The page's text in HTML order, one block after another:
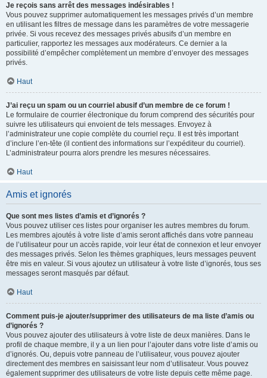
Je reçois sans arrêt des messages indésirables !
Vous pouvez supprimer automatiquement les messages privés d’un membre
en utilisant les filtres de message dans les paramètres de votre messagerie
privée. Si vous recevez des messages privés abusifs d’un membre en
particulier, rapportez les messages aux modérateurs. Ce dernier a la
possibilité d’empêcher complètement un membre d’envoyer des messages
privés.
Haut
J’ai reçu un spam ou un courriel abusif d’un membre de ce forum !
Le formulaire de courrier électronique du forum comprend des sécurités pour
suivre les utilisateurs qui envoient de tels messages. Envoyez à
l’administrateur une copie complète du courriel reçu. Il est très important
d’inclure l’en-tête (il contient des informations sur l’expéditeur du courriel).
L’administrateur pourra alors prendre les mesures nécessaires.
Haut
Amis et ignorés
Que sont mes listes d’amis et d’ignorés ?
Vous pouvez utiliser ces listes pour organiser les autres membres du forum.
Les membres ajoutés à votre liste d’amis seront affichés dans votre panneau
de l’utilisateur pour un accès rapide, voir leur état de connexion et leur envoyer
des messages privés. Selon les thèmes graphiques, leurs messages peuvent
être mis en valeur. Si vous ajoutez un utilisateur à votre liste d’ignorés, tous ses
messages seront masqués par défaut.
Haut
Comment puis-je ajouter/supprimer des utilisateurs de ma liste d’amis ou
d’ignorés ?
Vous pouvez ajouter des utilisateurs à votre liste de deux manières. Dans le
profil de chaque membre, il y a un lien pour l’ajouter dans votre liste d’amis ou
d’ignorés. Ou, depuis votre panneau de l’utilisateur, vous pouvez ajouter
directement des membres en saisissant leur nom d’utilisateur. Vous pouvez
également supprimer des utilisateurs de votre liste depuis cette même page.